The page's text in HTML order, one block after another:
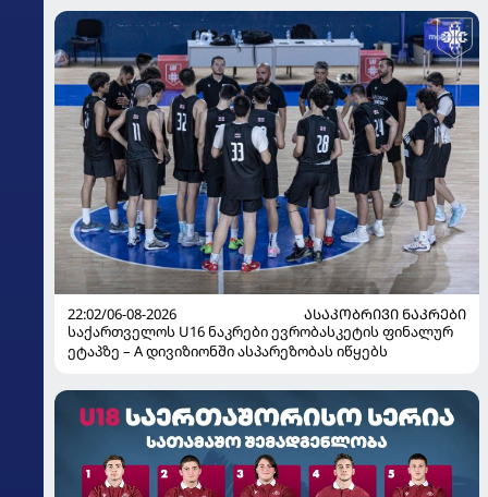
22:02/06-08-2026
ᲐᲡᲐᲙᲝᲑᲠᲘᲕᲘ ᲜᲐᲙᲠᲔᲑᲘ
საქართველოს U16 ნაკრები ევრობასკეტის ფინალურ
ეტაპზე – A დივიზიონში ასპარეზობას იწყებს